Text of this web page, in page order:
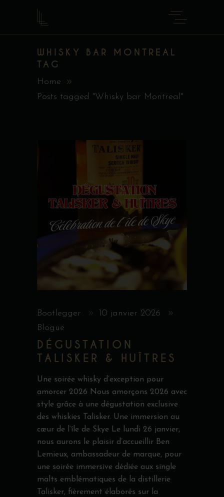
WHISKY BAR MONTREAL
TAG
Home
Posts tagged "Whisky bar Montreal"
Bootlegger
10 janvier 2026
Blogue
DÉGUSTATION
TALISKER & HUÎTRES
Une soirée whisky d’exception pour
amorcer 2026 Nous amorçons 2026 avec
style grâce à une dégustation exclusive
des whiskies Talisker. Une immersion au
cœur de l’île de Skye Le lundi 26 janvier,
nous aurons le plaisir d’accueillir Ben
Lemieux, ambassadeur de marque, pour
une soirée immersive dédiée aux single
malts emblématiques de la distillerie
Talisker, fièrement élaborés sur la